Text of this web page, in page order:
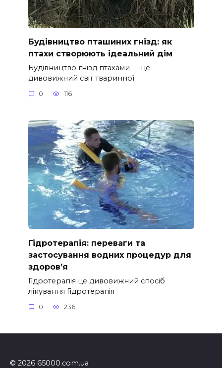
Будівництво пташиних гнізд: як
птахи створюють ідеальний дім
Будівництво гнізд птахами — це
дивовижний світ тваринної
0 116
Гідротерапія: переваги та
застосування водних процедур для
здоров’я
Гідротерапія це дивовижний спосіб
лікування Гідротерапія
0 236
© 2026 65000.com.ua